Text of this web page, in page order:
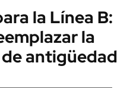
la Línea B:
la
antigüedad